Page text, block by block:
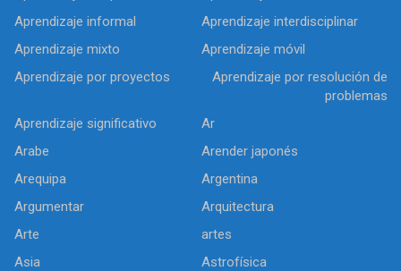
Aprendizaje informal
Aprendizaje interdisciplinar
Aprendizaje mixto
Aprendizaje móvil
Aprendizaje por proyectos
Aprendizaje por resolución de
problemas
Aprendizaje significativo
Ar
Arabe
Arender japonés
Arequipa
Argentina
Argumentar
Arquitectura
Arte
artes
Asia
Astrofísica